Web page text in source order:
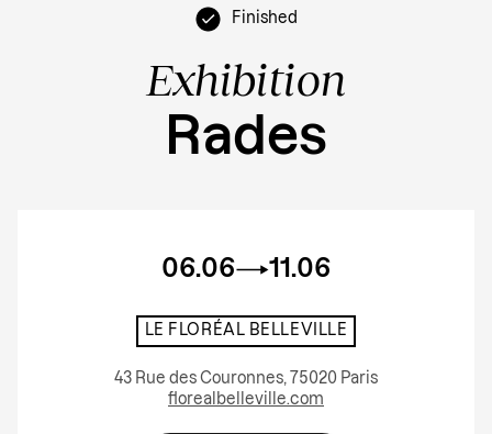
Finished
Exhibition
Rades
06.06 11.06
LE FLORÉAL BELLEVILLE
43 Rue des Couronnes, 75020 Paris
florealbelleville.com